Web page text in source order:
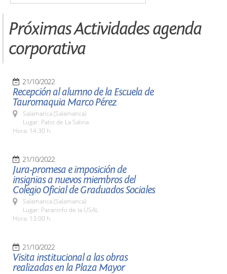
Próximas Actividades agenda
corporativa
21/10/2022
Recepción al alumno de la Escuela de
Tauromaquia Marco Pérez
Salamanca (Salamanca)
Lugar: Patio de La Salina
Hora: 14:30 h.
21/10/2022
Jura-promesa e imposición de
insignias a nuevos miembros del
Colegio Oficial de Graduados Sociales
Salamanca (Salamanca)
Lugar: Paraninfo de la USAL
Hora: 13:00 h.
21/10/2022
Visita institucional a las obras
realizadas en la Plaza Mayor